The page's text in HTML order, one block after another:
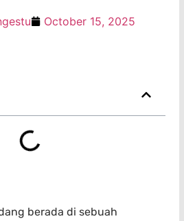
October 15, 2025
berada di sebuah